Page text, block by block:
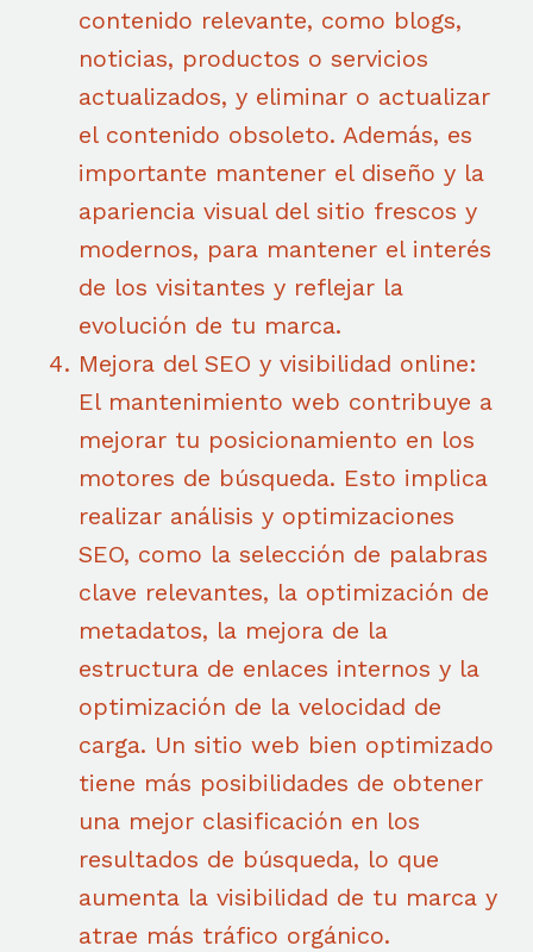
contenido relevante, como blogs,
noticias, productos o servicios
actualizados, y eliminar o actualizar
el contenido obsoleto. Además, es
importante mantener el diseño y la
apariencia visual del sitio frescos y
modernos, para mantener el interés
de los visitantes y reflejar la
evolución de tu marca.
Mejora del SEO y visibilidad online:
El mantenimiento web contribuye a
mejorar tu posicionamiento en los
motores de búsqueda. Esto implica
realizar análisis y optimizaciones
SEO, como la selección de palabras
clave relevantes, la optimización de
metadatos, la mejora de la
estructura de enlaces internos y la
optimización de la velocidad de
carga. Un sitio web bien optimizado
tiene más posibilidades de obtener
una mejor clasificación en los
resultados de búsqueda, lo que
aumenta la visibilidad de tu marca y
atrae más tráfico orgánico.